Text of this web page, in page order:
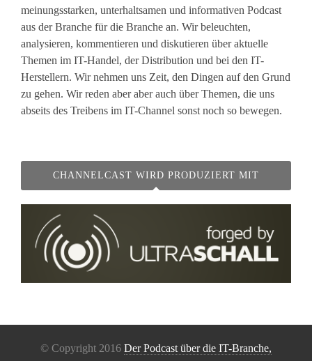
meinungsstarken, unterhaltsamen und informativen Podcast
aus der Branche für die Branche an. Wir beleuchten,
analysieren, kommentieren und diskutieren über aktuelle
Themen im IT-Handel, der Distribution und bei den IT-
Herstellern. Wir nehmen uns Zeit, den Dingen auf den Grund
zu gehen. Wir reden aber aber auch über Themen, die uns
abseits des Treibens im IT-Channel sonst noch so bewegen.
CHANNELCAST WIRD PRODUZIERT MIT
© Copyright 2016 Der Podcast über die IT-Branche,